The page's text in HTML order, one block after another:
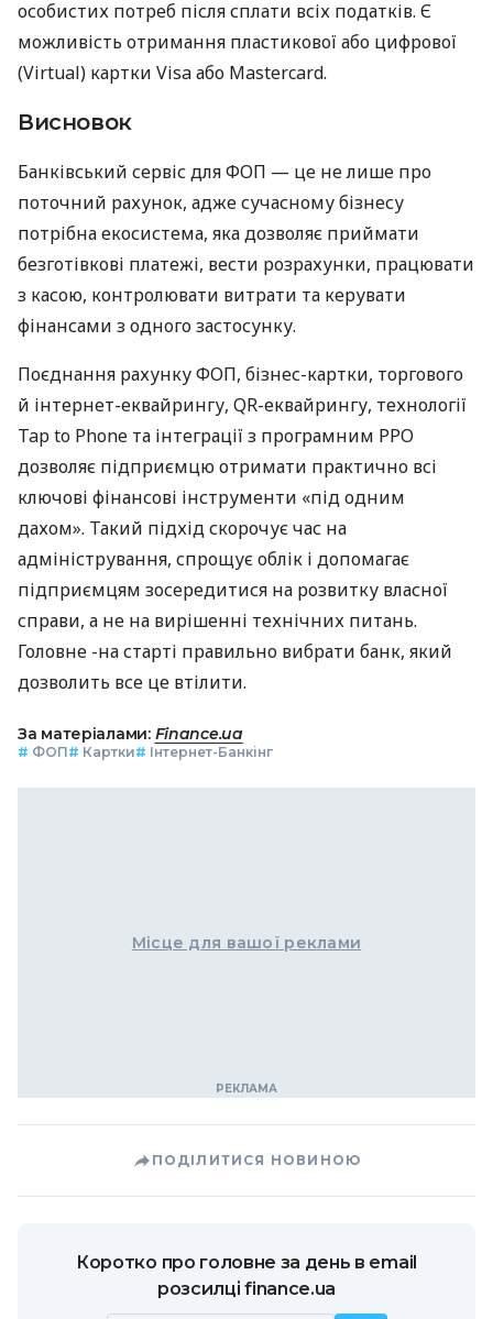
особистих потреб після сплати всіх податків. Є
можливість отримання пластикової або цифрової
(Virtual) картки Visa або Mastercard.
Висновок
Банківський сервіс для ФОП — це не лише про
поточний рахунок, адже сучасному бізнесу
потрібна екосистема, яка дозволяє приймати
безготівкові платежі, вести розрахунки, працювати
з касою, контролювати витрати та керувати
фінансами з одного застосунку.
Поєднання рахунку ФОП, бізнес-картки, торгового
й інтернет-еквайрингу, QR-еквайрингу, технології
Tap to Phone та інтеграції з програмним РРО
дозволяє підприємцю отримати практично всі
ключові фінансові інструменти «під одним
дахом». Такий підхід скорочує час на
адміністрування, спрощує облік і допомагає
підприємцям зосередитися на розвитку власної
справи, а не на вирішенні технічних питань.
Головне -на старті правильно вибрати банк, який
дозволить все це втілити.
За матеріалами: Finance.ua
# ФОП# Картки# Інтернет-Банкінг
Місце для вашої реклами
ПОДІЛИТИСЯ НОВИНОЮ
Коротко про головне за день в email
розсилці finance.ua